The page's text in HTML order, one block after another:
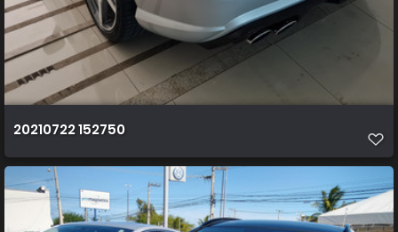
20210722 152750